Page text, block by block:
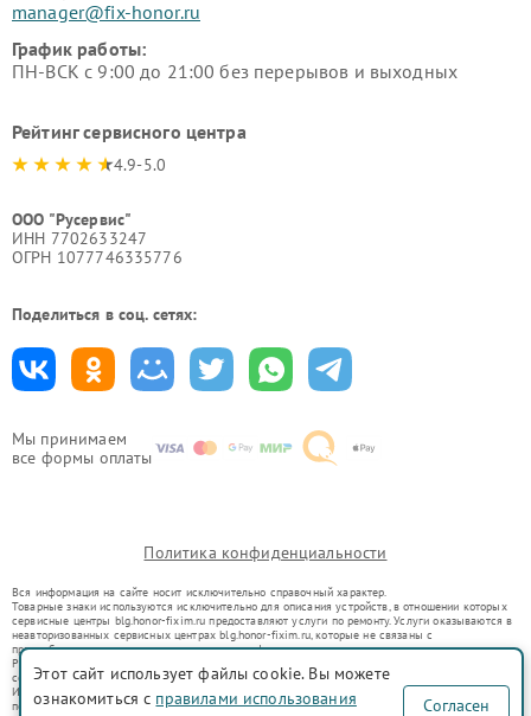
Мы принимаем
все формы оплаты
manager@fix-honor.ru
График работы:
ПН-ВСК с 9:00 до 21:00 без перерывов и выходных
Рейтинг сервисного центра
4.9-5.0
ООО "Русервис"
ИНН 7702633247
ОГРН 1077746335776
Поделиться в соц. сетях:
Политика конфиденциальности
Вся информация на сайте носит исключительно справочный характер.
Товарные знаки используются исключительно для описания устройств, в отношении которых
сервисные центры blg.honor-fixim.ru предоставляют услуги по ремонту. Услуги оказываются в
неавторизованных сервисных центрах blg.honor-fixim.ru, которые не связаны с
правообладателями товарных знаков или их официальными представителями.
Ремонт осуществляется для устройств, уже введенных в гражданский оборот в соответствии
со статьей 1487 ГК РФ.
Использование товарных знаков не преследует цели индивидуализации услуг или введения
потребителей в заблуждение, а служит для информирования о предоставляемых услугах по
Этот сайт использует файлы cookie. Вы можете
ознакомиться с правилами использования
Согласен